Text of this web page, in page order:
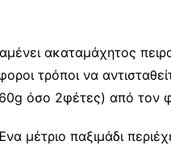
ακαταμάχητος
τρόποι να
όσο 2φέτες) από τον
μέτριο παξιμάδι